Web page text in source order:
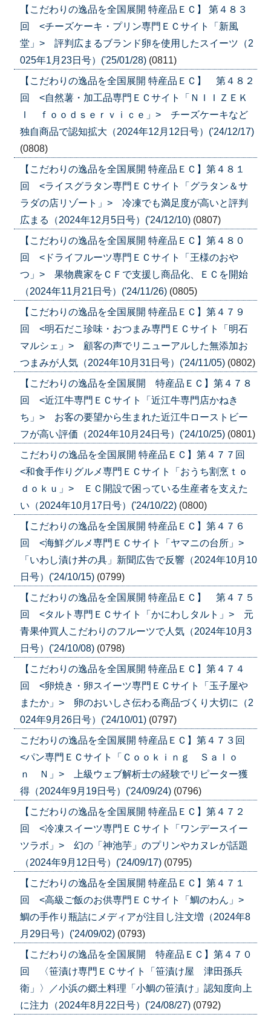
【こだわりの逸品を全国展開 特産品ＥＣ】 第４８３
回 <チーズケーキ・プリン専門ＥＣサイト「新風
堂」> 評判広まるブランド卵を使用したスイーツ（2
025年1月23日号）('25/01/28) (0811)
【こだわりの逸品を全国展開 特産品ＥＣ】 第４８２
回 <自然薯・加工品専門ＥＣサイト「ＮＩＩＺＥＫ
Ｉ ｆｏｏｄｓｅｒｖｉｃｅ」> チーズケーキなど
独自商品で認知拡大（2024年12月12日号）('24/12/17)
(0808)
【こだわりの逸品を全国展開 特産品ＥＣ】第４８１
回 <ライスグラタン専門ＥＣサイト「グラタン＆サ
ラダの店リゾート」> 冷凍でも満足度が高いと評判
広まる（2024年12月5日号）('24/12/10) (0807)
【こだわりの逸品を全国展開 特産品ＥＣ】第４８０
回 <ドライフルーツ専門ＥＣサイト「王様のおや
つ」> 果物農家をＣＦで支援し商品化、ＥＣを開始
（2024年11月21日号）('24/11/26) (0805)
【こだわりの逸品を全国展開 特産品ＥＣ】第４７９
回 <明石だこ珍味・おつまみ専門ＥＣサイト「明石
マルシェ」> 顧客の声でリニューアルした無添加お
つまみが人気（2024年10月31日号）('24/11/05) (0802)
【こだわりの逸品を全国展開 特産品ＥＣ】第４７８
回 <近江牛専門ＥＣサイト「近江牛専門店かねき
ち」> お客の要望から生まれた近江牛ローストビー
フが高い評価（2024年10月24日号）('24/10/25) (0801)
こだわりの逸品を全国展開 特産品ＥＣ】第４７７回
<和食手作りグルメ専門ＥＣサイト「おうち割烹ｔｏ
ｄｏｋｕ」> ＥＣ開設で困っている生産者を支えた
い（2024年10月17日号）('24/10/22) (0800)
【こだわりの逸品を全国展開 特産品ＥＣ】第４７６
回 <海鮮グルメ専門ＥＣサイト「ヤマニの台所」>
「いわし漬け丼の具」新聞広告で反響（2024年10月10
日号）('24/10/15) (0799)
【こだわりの逸品を全国展開 特産品ＥＣ】 第４７５
回 <タルト専門ＥＣサイト「かにわしタルト」> 元
青果仲買人こだわりのフルーツで人気（2024年10月3
日号）('24/10/08) (0798)
【こだわりの逸品を全国展開 特産品ＥＣ】第４７４
回 <卵焼き・卵スイーツ専門ＥＣサイト「玉子屋や
またか」> 卵のおいしさ伝わる商品づくり大切に（2
024年9月26日号）('24/10/01) (0797)
こだわりの逸品を全国展開 特産品ＥＣ】第４７３回
<パン専門ＥＣサイト「Ｃｏｏｋｉｎｇ Ｓａｌｏ
ｎ Ｎ」> 上級ウェブ解析士の経験でリピーター獲
得（2024年9月19日号）('24/09/24) (0796)
【こだわりの逸品を全国展開 特産品ＥＣ】第４７２
回 <冷凍スイーツ専門ＥＣサイト「ワンデースイー
ツラボ」> 幻の「神池芋」のプリンやカヌレが話題
（2024年9月12日号）('24/09/17) (0795)
【こだわりの逸品を全国展開 特産品ＥＣ】第４７１
回 <高級ご飯のお供専門ＥＣサイト「鯛のわん」>
鯛の手作り瓶詰にメディアが注目し注文増（2024年8
月29日号）('24/09/02) (0793)
【こだわりの逸品を全国展開 特産品ＥＣ】第４７０
回 〈笹漬け専門ＥＣサイト「笹漬け屋 津田孫兵
衛」〉／小浜の郷土料理「小鯛の笹漬け」認知度向上
に注力（2024年8月22日号）('24/08/27) (0792)